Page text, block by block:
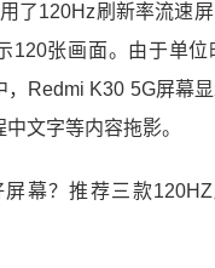
了120Hz刷新率流速
120张画面。由于单
，Redmi K30 5G屏幕
文字等内容拖影。